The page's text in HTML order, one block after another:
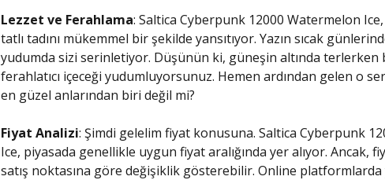
Lezzet ve Ferahlama: Saltica Cyberpunk 12000 Watermelon
tatlı tadını mükemmel bir şekilde yansıtıyor. Yazın sıcak
yudumda sizi serinletiyor. Düşünün ki, güneşin altında terlerken
ferahlatıcı içeceği yudumluyorsunuz. Hemen ardından gelen o
en güzel anlarından biri değil mi?
Fiyat Analizi: Şimdi gelelim fiyat konusuna. Saltica Cyberpunk
Ice, piyasada genellikle uygun fiyat aralığında yer alıyor. Ancak,
satış noktasına göre değişiklik gösterebilir. Online platformlarda